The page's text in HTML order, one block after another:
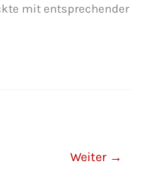
mit entsprechender
Weiter →